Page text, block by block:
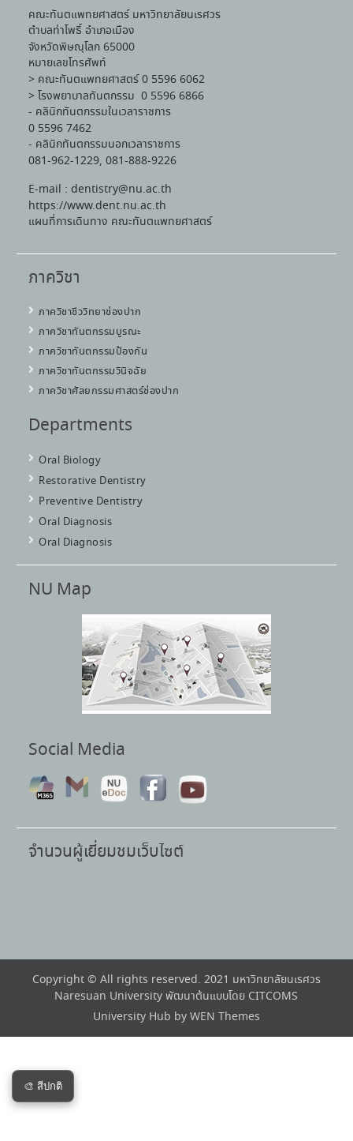
คณะทันตแพทยศาสตร์ มหาวิทยาลัยนเรศวร
ตำบลท่าโพธิ์ อำเภอเมือง
จังหวัดพิษณุโลก 65000
หมายเลขโทรศัพท์
> คณะทันตแพทยศาสตร์ 0 5596 6062
> โรงพยาบาลทันตกรรม 0 5596 6866
- คลินิกทันตกรรมในเวลาราชการ
0 5596 7462
- คลินิกทันตกรรมนอกเวลาราชการ
081-962-1229, 081-888-9226
E-mail : dentistry@nu.ac.th
https://www.dent.nu.ac.th
แผนที่การเดินทาง คณะทันตแพทยศาสตร์
ภาควิชา
ภาควิชาชีววิทยาช่องปาก
ภาควิชาทันตกรรมบูรณะ
ภาควิชาทันตกรรมป้องกัน
ภาควิชาทันตกรรมวินิจฉัย
ภาควิชาศัลยกรรมศาสตร์ช่องปาก
Departments
Oral Biology
Restorative Dentistry
Preventive Dentistry
Oral Diagnosis
Oral Diagnosis
NU Map
Social Media
จำนวนผู้เยี่ยมชมเว็บไซต์
Copyright © All rights reserved. 2021 มหาวิทยาลัยนเรศวร
Naresuan University พัฒนาต้นแบบโดย CITCOMS
University Hub by WEN Themes
🎨 สีปกติ